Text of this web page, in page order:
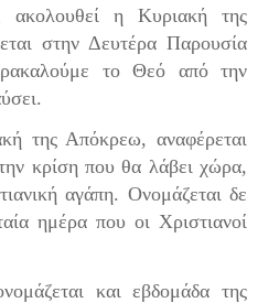
ακολουθεί η Κυριακή της
στην Δευτέρα Παρουσία
το Θεό από την
της Απόκρεω, αναφέρεται
κρίση που θα λάβει χώρα,
αγάπη. Ονομάζεται δε
ημέρα που οι Χριστιανοί
και εβδομάδα της